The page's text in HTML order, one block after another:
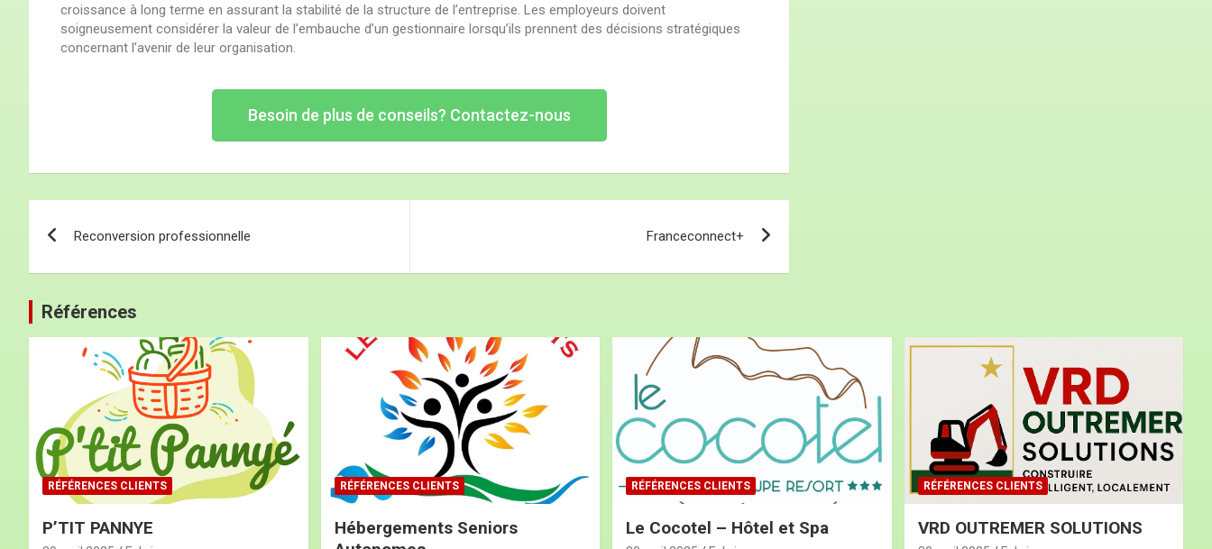
croissance à long terme en assurant la stabilité de la structure de l’entreprise. Les employeurs doivent
soigneusement considérer la valeur de l’embauche d’un gestionnaire lorsqu’ils prennent des décisions stratégiques
concernant l’avenir de leur organisation.
Besoin de plus de conseils? Contactez-nous
Reconversion professionnelle Franceconnect+
Références
RÉFÉRENCES CLIENTS
P’TIT PANNYE
RÉFÉRENCES CLIENTS
Hébergements Seniors
RÉFÉRENCES CLIENTS
Le Cocotel – Hôtel et Spa
RÉFÉRENCES CLIENTS
VRD OUTREMER SOLUTIONS